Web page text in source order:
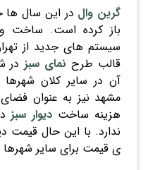
گرین وال در این سال ها
باز کرده است. ساخت
سیستم های جدید از
قالب طرح نمای سبزدر
آن در سایر کلان شهرها
مشهد نیز به عنوان
هزینه ساخت دیوار سبز
ندارد. با این حال قیمت
ی قیمت برای سایر